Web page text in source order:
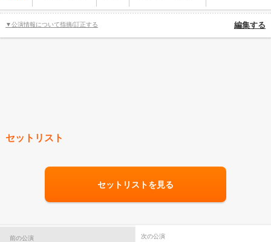
▼公演情報について指摘/訂正する 編集する
セットリスト
セットリストを見る
前の公演 次の公演